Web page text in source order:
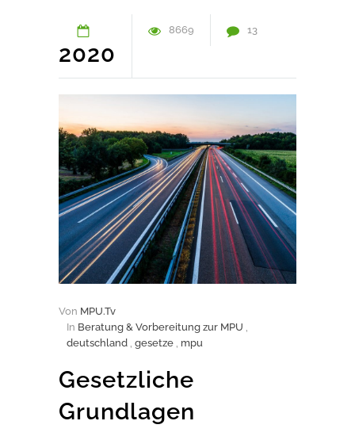
2020
8669 13
Von MPU.Tv
In Beratung & Vorbereitung zur MPU ,
deutschland , gesetze , mpu
Gesetzliche
Grundlagen